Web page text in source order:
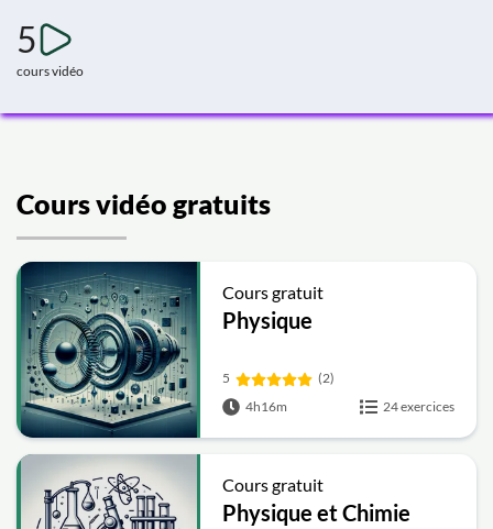
5
cours vidéo
Cours vidéo gratuits
Cours gratuit
Physique
5
(2)
4h16m
24 exercices
Cours gratuit
Physique et Chimie